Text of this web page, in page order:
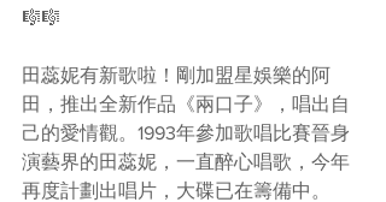
🎼🎼
田蕊妮有新歌啦！剛加盟星娛樂的阿
田，推出全新作品《兩口子》，唱出自
己的愛情觀。1993年參加歌唱比賽晉身
演藝界的田蕊妮，一直醉心唱歌，今年
再度計劃出唱片，大碟已在籌備中。